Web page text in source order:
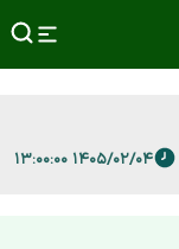
۱۴۰۵/۰۲/۰۴ ۱۳:۰۰:۰۰